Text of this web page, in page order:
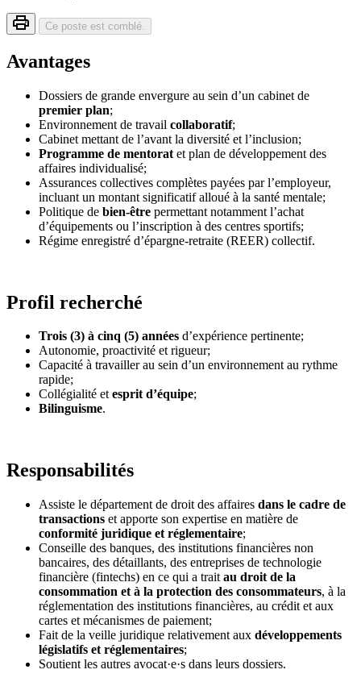
Ce poste est comblé.
Avantages
Dossiers de grande envergure au sein d’un cabinet de
premier plan;
Environnement de travail collaboratif;
Cabinet mettant de l’avant la diversité et l’inclusion;
Programme de mentorat et plan de développement des
affaires individualisé;
Assurances collectives complètes payées par l’employeur,
incluant un montant significatif alloué à la santé mentale;
Politique de bien-être permettant notamment l’achat
d’équipements ou l’inscription à des centres sportifs;
Régime enregistré d’épargne-retraite (REER) collectif.
Profil recherché
Trois (3) à cinq (5) années d’expérience pertinente;
Autonomie, proactivité et rigueur;
Capacité à travailler au sein d’un environnement au rythme
rapide;
Collégialité etesprit d’équipe;
Bilinguisme.
Responsabilités
Assiste le département de droit des affaires dans le cadre de
transactions et apporte son expertise en matière de
conformité juridique et réglementaire;
Conseille des banques, des institutions financières non
bancaires, des détaillants, des entreprises de technologie
financière (fintechs) en ce qui a trait au droit de la
consommation et à la protection des consommateurs, à la
réglementation des institutions financières, au crédit et aux
cartes et mécanismes de paiement;
Fait de la veille juridique relativement aux développements
législatifs et réglementaires;
Soutient les autres avocat·e·s dans leurs dossiers.